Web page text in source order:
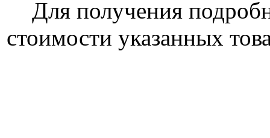
Для получения
стоимости указанных